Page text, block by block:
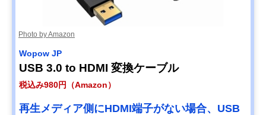
Photo by Amazon
Wopow JP
USB 3.0 to HDMI 変換ケーブル
税込み980円（Amazon）
再生メディア側にHDMI端子がない場合、USB